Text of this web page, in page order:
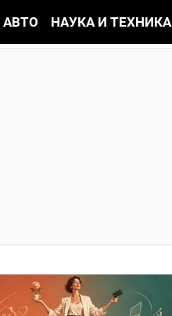
АВТО НАУКА И ТЕХНИКА